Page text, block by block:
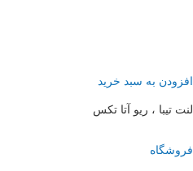
افزودن به سبد خرید
لنت تیبا ، ریو آتا تکس
فروشگاه